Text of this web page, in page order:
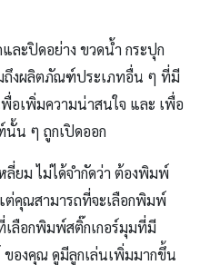
ะปิดอย่าง ขวดน้ำ กระปุก
มถึงผลิตภัณฑ์ประเภทอื่น ๆ ที่มี
อเพิ่มความน่าสนใจ และ เพื่อ
นั้น ๆ ถูกเปิดออก
ลี่ยม ไม่ได้จำกัดว่า ต้องพิมพ์
ต่คุณสามารถที่จะเลือกพิมพ์
เลือกพิมพ์สติ๊กเกอร์มุมที่มี
ของคุณ ดูมีลูกเล่นเพิ่มมากขึ้น